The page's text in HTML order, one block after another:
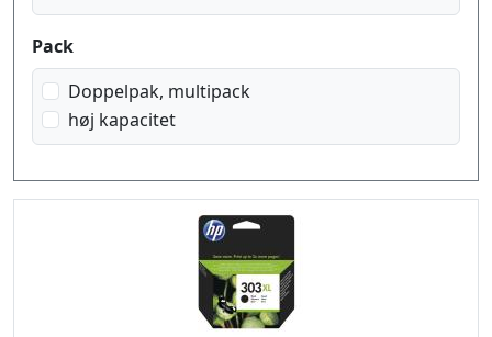
Pack
Doppelpak, multipack
høj kapacitet